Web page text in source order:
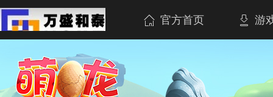
官方首页 游